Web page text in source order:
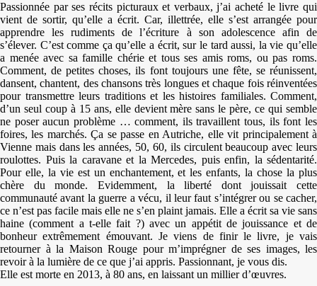
Passionnée par ses récits picturaux et verbaux, j’ai acheté le livre qui
vient de sortir, qu’elle a écrit. Car, illettrée, elle s’est arrangée pour
apprendre les rudiments de l’écriture à son adolescence afin de
s’élever. C’est comme ça qu’elle a écrit, sur le tard aussi, la vie qu’elle
a menée avec sa famille chérie et tous ses amis roms, ou pas roms.
Comment, de petites choses, ils font toujours une fête, se réunissent,
dansent, chantent, des chansons très longues et chaque fois réinventées
pour transmettre leurs traditions et les histoires familiales. Comment,
d’un seul coup à 15 ans, elle devient mère sans le père, ce qui semble
ne poser aucun problème … comment, ils travaillent tous, ils font les
foires, les marchés. Ça se passe en Autriche, elle vit principalement à
Vienne mais dans les années, 50, 60, ils circulent beaucoup avec leurs
roulottes. Puis la caravane et la Mercedes, puis enfin, la sédentarité.
Pour elle, la vie est un enchantement, et les enfants, la chose la plus
chère du monde. Evidemment, la liberté dont jouissait cette
communauté avant la guerre a vécu, il leur faut s’intégrer ou se cacher,
ce n’est pas facile mais elle ne s’en plaint jamais. Elle a écrit sa vie sans
haine (comment a t-elle fait ?) avec un appétit de jouissance et de
bonheur extrêmement émouvant. Je viens de finir le livre, je vais
retourner à la Maison Rouge pour m’imprégner de ses images, les
revoir à la lumière de ce que j’ai appris. Passionnant, je vous dis.
Elle est morte en 2013, à 80 ans, en laissant un millier d’œuvres.